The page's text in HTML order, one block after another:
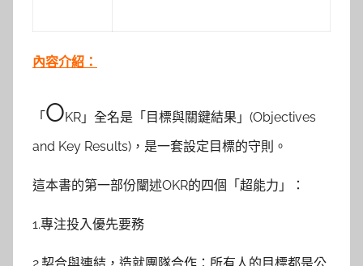
內容介紹：
「OKR」全名是「目標與關鍵結果」(Objectives
and Key Results)，是一套設定目標的守則。
這本書的第一部份闡述OKR的四個「超能力」：
1.專注投入優先要務
2.契合與連結，造就團隊合作：所有人的目標都是公